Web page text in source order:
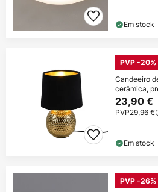
Em stock
PVP -20%
Candeeiro
cerâmica,
23,90 €
PVP29,96 €
Em stock
PVP -26%